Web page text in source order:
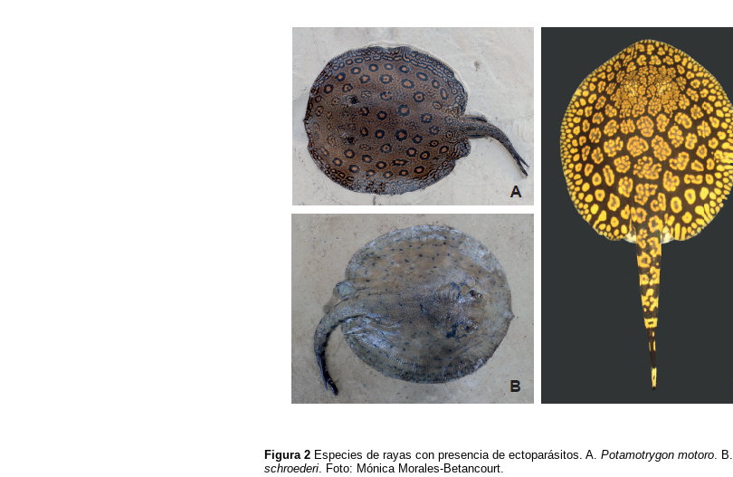
Figura 2 Especies de rayas con presencia de ectoparásitos. A. Potamotrygon motoro. B.
schroederi. Foto: Mónica Morales-Betancourt.